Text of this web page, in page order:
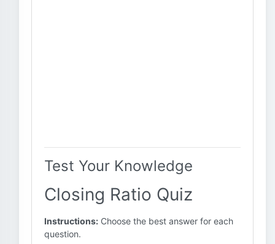
Test Your Knowledge
Closing Ratio Quiz
Instructions: Choose the best answer for each
question.